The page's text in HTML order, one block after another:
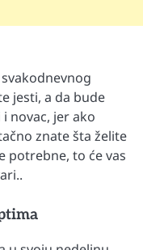
jesti, a da bude
novac, jer ako
znate šta želite
potrebne, to će vas